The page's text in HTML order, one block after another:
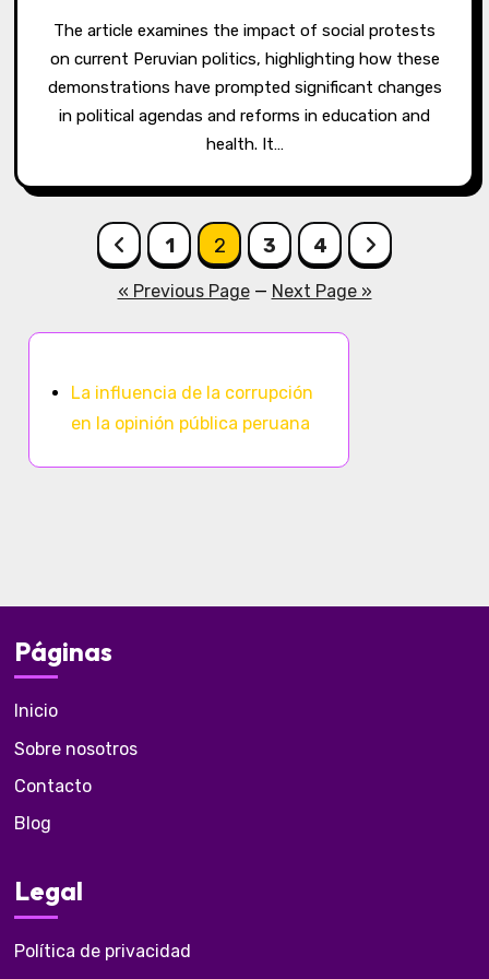
The article examines the impact of social protests
on current Peruvian politics, highlighting how these
demonstrations have prompted significant changes
in political agendas and reforms in education and
health. It…
Posts
pagination
1 2 3 4
« Previous Page— Next Page »
La influencia de la corrupción
en la opinión pública peruana
Páginas
Inicio
Sobre nosotros
Contacto
Blog
Legal
Política de privacidad